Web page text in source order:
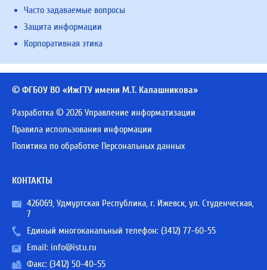
Часто задаваемые вопросы
Защита информации
Корпоративная этика
© ФГБОУ ВО «ИжГТУ имени М.Т. Калашникова»
Разработка © 2026 Управление информатизации
Правила использования информации
Политика по обработке Персональных данных
КОНТАКТЫ
426069, Удмуртская Республика, г. Ижевск, ул. Студенческая,
7
Единый многоканальный телефон: (3412) 77-60-55
Email: info@istu.ru
Факс: (3412) 50-40-55